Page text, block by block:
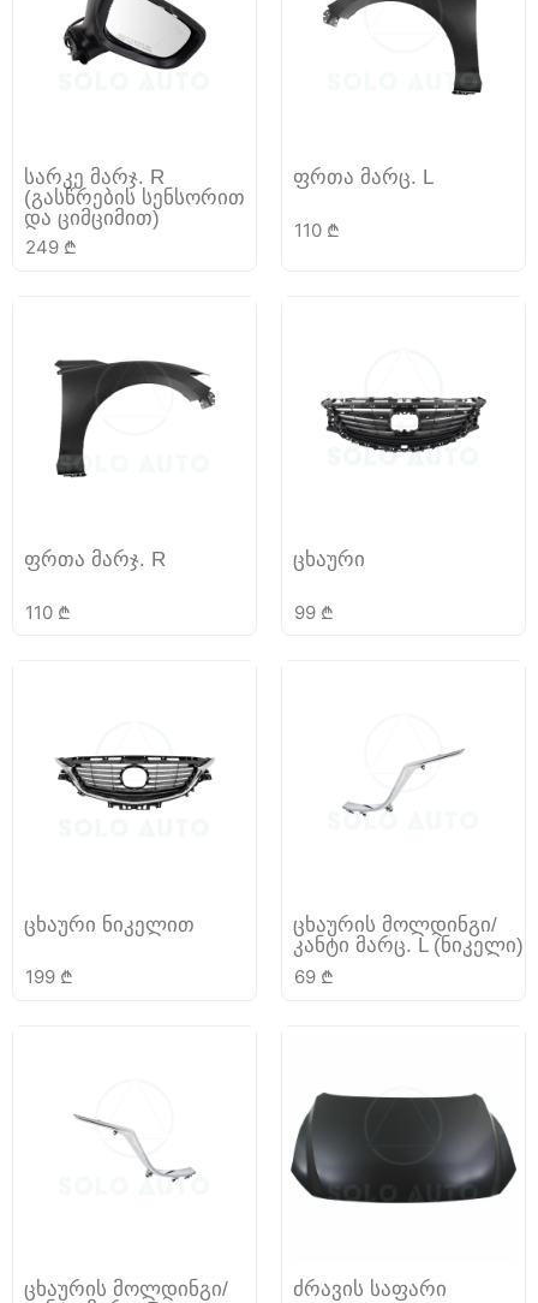
სარკე მარჯ. R
(გასწრების სენსორით
და ციმციმით)
249 ₾
ფრთა მარც. L
110 ₾
ფრთა მარჯ. R
110 ₾
ცხაური
99 ₾
ცხაური ნიკელით
199 ₾
ცხაურის მოლდინგი/
კანტი მარც. L (ნიკელი)
69 ₾
ცხაურის მოლდინგი/
ძრავის საფარი